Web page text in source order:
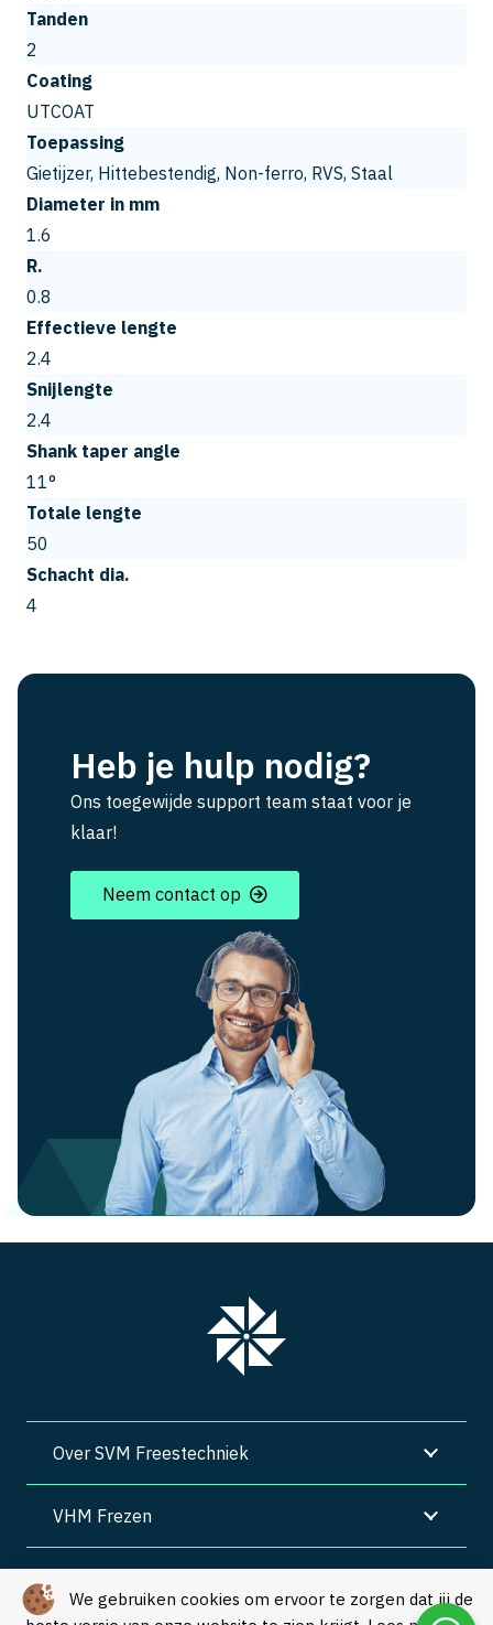
We gebruiken cookies om ervoor te zorgen dat jij de
Tanden
2
Coating
UTCOAT
Toepassing
Gietijzer, Hittebestendig, Non-ferro, RVS, Staal
Diameter in mm
1.6
R.
0.8
Effectieve lengte
2.4
Snijlengte
2.4
Shank taper angle
11°
Totale lengte
50
Schacht dia.
4
Heb je hulp nodig?
Ons toegewijde support team staat voor je
klaar!
Neem contact op
Over SVM Freestechniek
VHM Frezen